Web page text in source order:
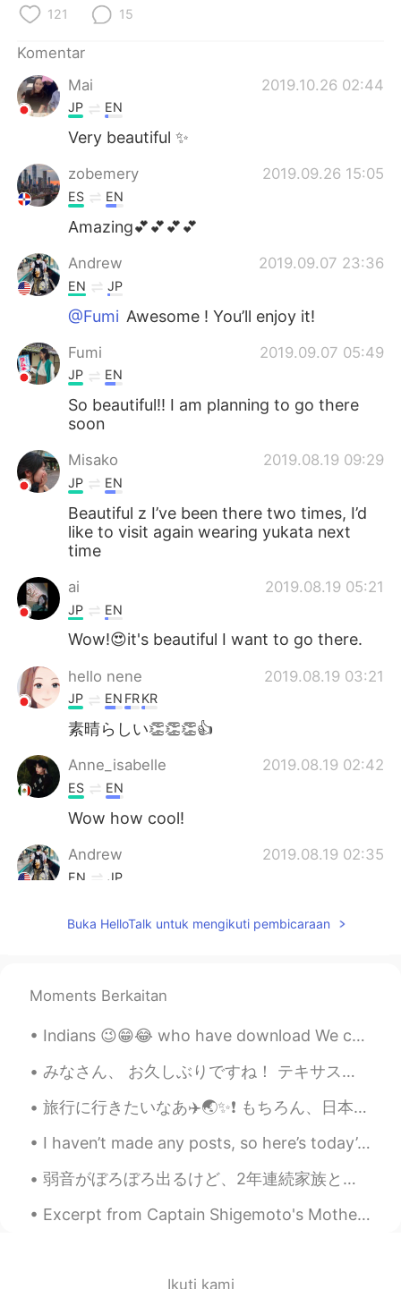
121 15
Komentar
Mai
2019.10.26 02:44
JP EN
Very beautiful ✨
zobemery 2019.09.26 15:05
ES EN
Amazing💕💕💕💕
Andrew 2019.09.07 23:36
EN JP
@Fumi Awesome ! You’ll enjoy it!
Fumi 2019.09.07 05:49
JP EN
So beautiful!! I am planning to go there
soon
Misako 2019.08.19 09:29
JP EN
Beautiful z I’ve been there two times, I’d
like to visit again wearing yukata next
time
ai 2019.08.19 05:21
JP EN
Wow!😍it's beautiful I want to go there.
hello nene 2019.08.19 03:21
JP EN FRKR
素晴らしい👏👏👏👍
Anne_isabelle 2019.08.19 02:42
ES EN
Wow how cool!
Andrew 2019.08.19 02:35
EN JP
take good photos when the exhibit is so
JP EN
@AndrewThank you😆
Andrew 2019.08.19 02:34
It is right across from Mitsukoshi-
Mae!
愛あい 2019.08.19 02:30
Buka HelloTalk untuk mengikuti pembicaraan
Moments Berkaitan
Indians 😉😁😂 who have download We chat after government banned 🤭🤫 i don't understand why Indian...
みなさん、 お久しぶりですね！ テキサスでは卵とミルクとパンを買えませんよ！ とても大変だね😩 おなかがすいた！ 金曜日、カナダ🇨🇦に行かなければならないよ、でも行きたくない😅 ちょっと心配し...
旅行に行きたいなあ✈️🌏✨❗️ もちろん、日本に早く戻りたい🇯🇵❤️日本以外で、一番好きな旅行はハワイに行く時だった🌺 ハワイの旅でこれらの写真を撮った📸本当に美しい場所だよね。楽園だと思う...
I haven’t made any posts, so here’s today’s outfit.☺️ • I’ve been putting off learning Korean to ...
弱音がぼろぼろ出るけど、2年連続家族とクリスマス過ごせなくて辛い。僕は10年前からいろんな国に住んできたけど、年末だけは必ず家族と過ごしてた。一人で過ごすのは一年前日本に来てからだけだ。今年で人...
Excerpt from Captain Shigemoto's Mother by Jun'ichirō Tanizaki. He also exchanged pledges with a...
Ikuti kami